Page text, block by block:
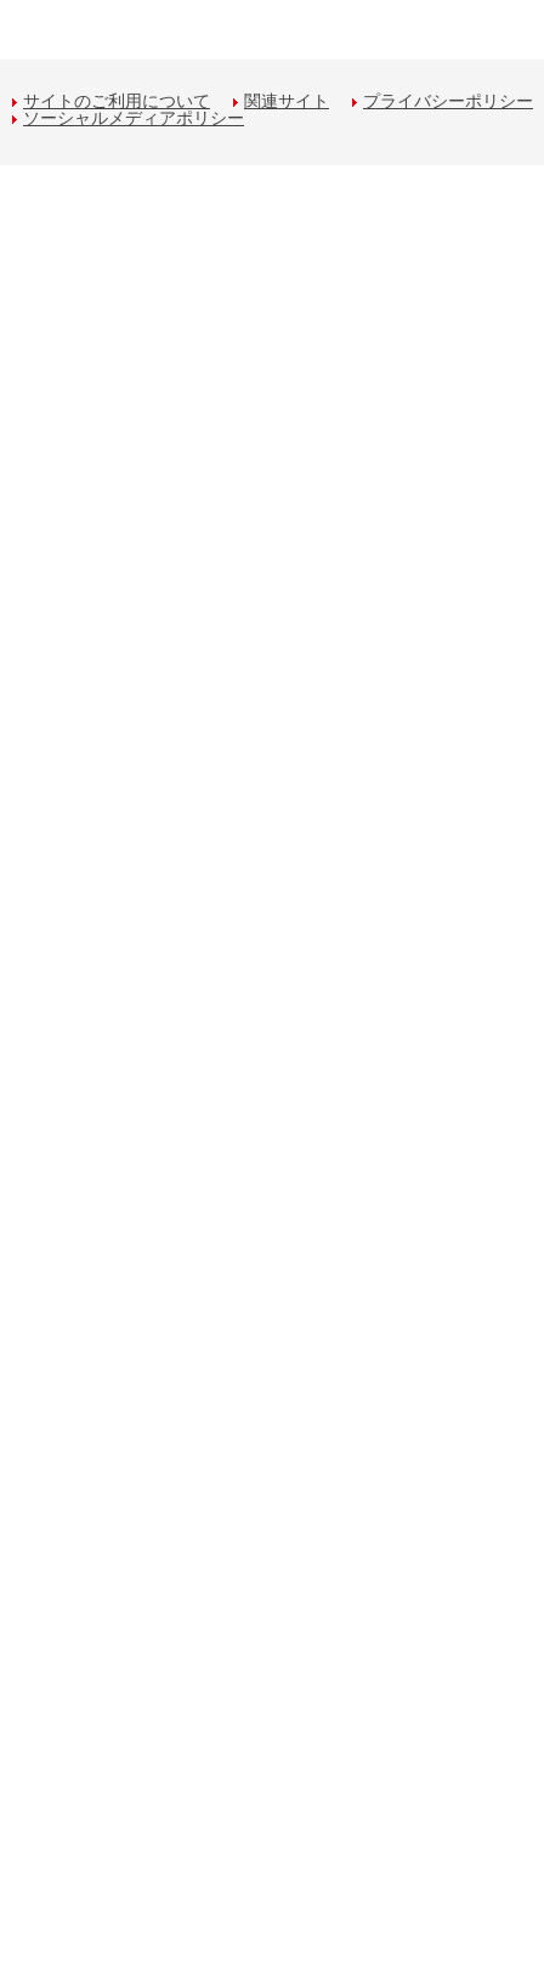
サイトのご利用について 関連サイト
プライバシーポリシー
ソーシャルメディアポリシー